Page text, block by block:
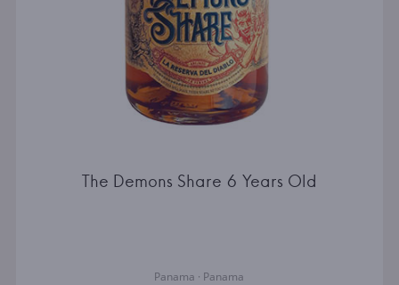
The Demons Share 6 Years Old
Panama · Panama